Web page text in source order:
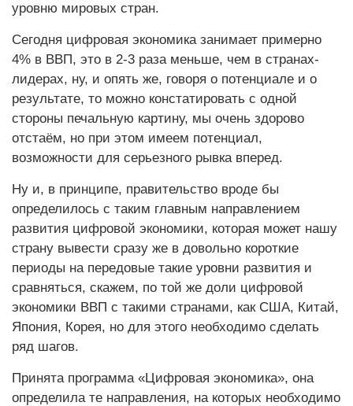
уровню мировых стран.
Сегодня цифровая экономика занимает примерно
4% в ВВП, это в 2-3 раза меньше, чем в странах-
лидерах, ну, и опять же, говоря о потенциале и о
результате, то можно констатировать с одной
стороны печальную картину, мы очень здорово
отстаём, но при этом имеем потенциал,
возможности для серьезного рывка вперед.
Ну и, в принципе, правительство вроде бы
определилось с таким главным направлением
развития цифровой экономики, которая может нашу
страну вывести сразу же в довольно короткие
периоды на передовые такие уровни развития и
сравняться, скажем, по той же доли цифровой
экономики ВВП с такими странами, как США, Китай,
Япония, Корея, но для этого необходимо сделать
ряд шагов.
Принята программа «Цифровая экономика», она
определила те направления, на которых необходимо